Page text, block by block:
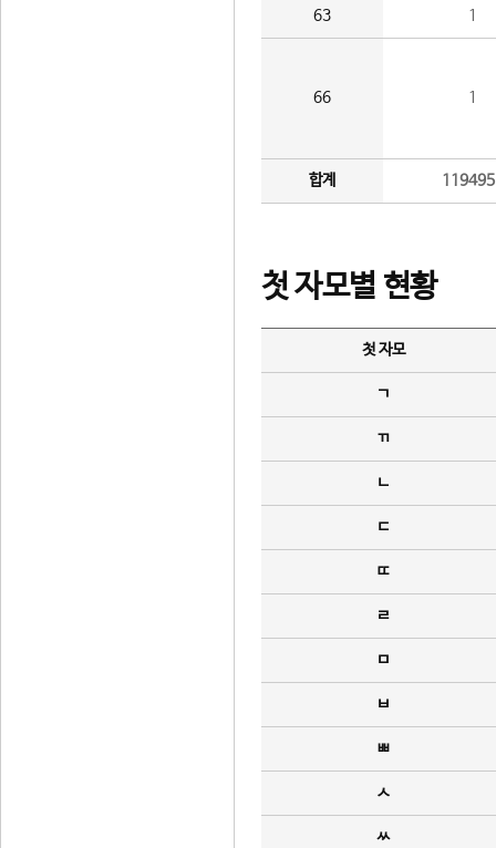
63 1
66 1
합계
첫 자모별 현황
첫 자모
ㄱ
ㄲ
ㄴ
ㄷ
ㄸ
ㄹ
ㅁ
ㅂ
ㅃ
ㅅ
ㅆ